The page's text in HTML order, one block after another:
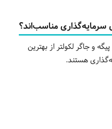
و جاگر لکولتر از بهترین
هستند.